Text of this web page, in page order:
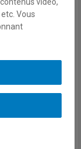
», mais
des
ne relevait pas
partie d’un
renseignement
cette
aidé Abu
Vous